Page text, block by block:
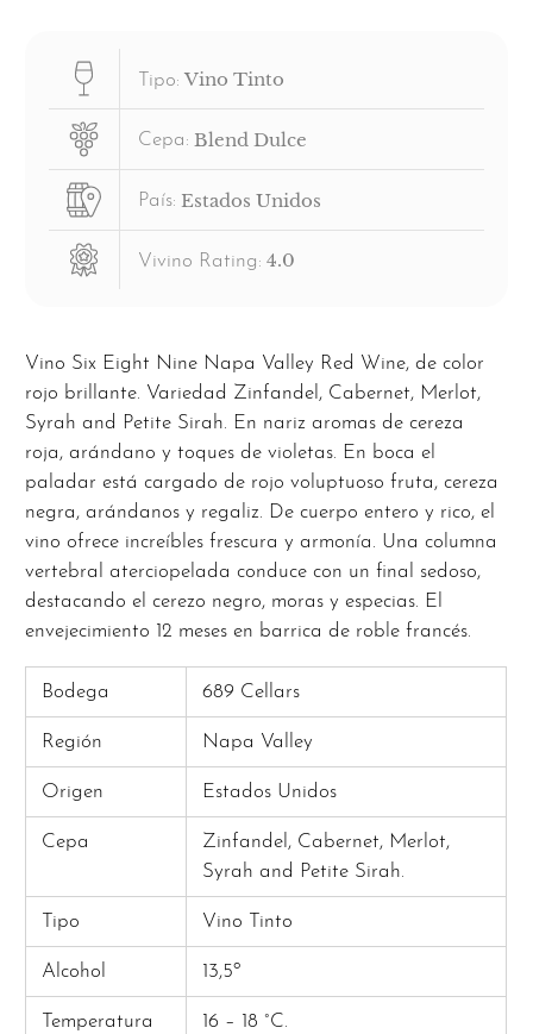
Tipo: Vino Tinto
Cepa: Blend Dulce
País: Estados Unidos
Vivino Rating: 4.0
Vino Six Eight Nine Napa Valley Red Wine, de color
rojo brillante. Variedad Zinfandel, Cabernet, Merlot,
Syrah and Petite Sirah. En nariz aromas de cereza
roja, arándano y toques de violetas. En boca el
paladar está cargado de rojo voluptuoso fruta, cereza
negra, arándanos y regaliz. De cuerpo entero y rico, el
vino ofrece increíbles frescura y armonía. Una columna
vertebral aterciopelada conduce con un final sedoso,
destacando el cerezo negro, moras y especias. El
envejecimiento 12 meses en barrica de roble francés.
Bodega 689 Cellars
Región Napa Valley
Origen Estados Unidos
Cepa
Zinfandel, Cabernet, Merlot,
Syrah and Petite Sirah.
Tipo Vino Tinto
Alcohol 13,5º
Temperatura 16 – 18 °C.